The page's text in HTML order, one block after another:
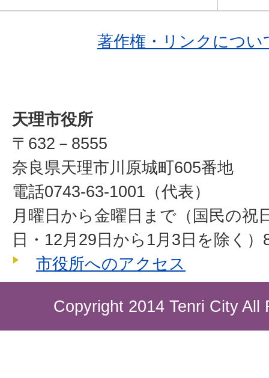
著作権・リンクについ
天理市役所
〒632－8555
奈良県天理市川原城町605番地
電話0743-63-1001（代表）
月曜日から金曜日まで（国民の祝
日・12月29日から1月3日を除く
市役所へのアクセス
Copyright 2014 Tenri City All